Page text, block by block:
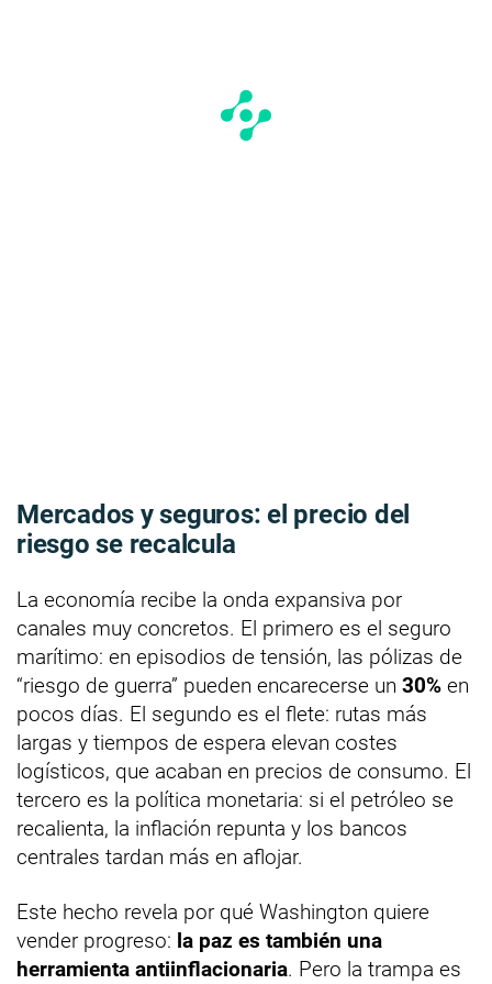
Mercados y seguros: el precio del
riesgo se recalcula
La economía recibe la onda expansiva por
canales muy concretos. El primero es el seguro
marítimo: en episodios de tensión, las pólizas de
“riesgo de guerra” pueden encarecerse un 30% en
pocos días. El segundo es el flete: rutas más
largas y tiempos de espera elevan costes
logísticos, que acaban en precios de consumo. El
tercero es la política monetaria: si el petróleo se
recalienta, la inflación repunta y los bancos
centrales tardan más en aflojar.
Este hecho revela por qué Washington quiere
vender progreso: la paz es también una
herramienta antiinflacionaria. Pero la trampa es